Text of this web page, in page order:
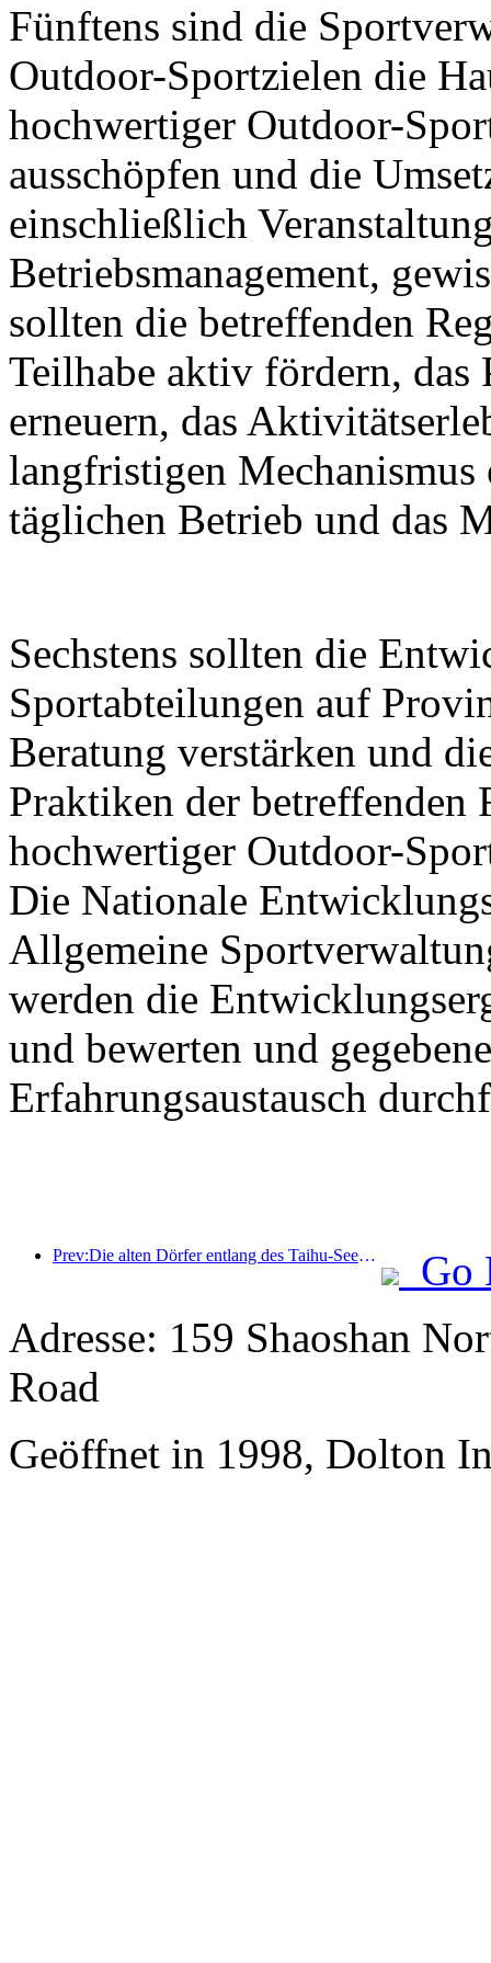
Fünftens sind die
Outdoor-Sportzielen die
hochwertiger Outdoor-
ausschöpfen und die
einschließlich
Betriebsmanagement,
sollten die betreffenden
Teilhabe aktiv fördern,
erneuern, das
langfristigen
täglichen Betrieb und das
Sechstens sollten die
Sportabteilungen auf
Beratung verstärken und
Praktiken der
hochwertiger Outdoor-
Die Nationale
Allgemeine
werden die
und bewerten und
Erfahrungsaustausch
Prev:Die alten Dörfer entlang des Taihu-Sees in Huzhou in der Provinz Zhejiang haben mit der Renovierung und Modernisierung begonnen. Die Investition beträgt fast eine Milliarde Yuan.
Go
Adresse: 159 Shaoshan
Road
Geöffnet in 1998, Dolton